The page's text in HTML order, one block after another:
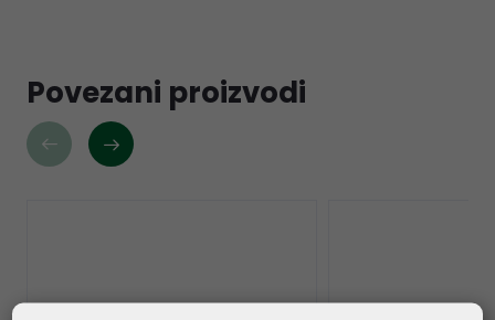
Povezani proizvodi